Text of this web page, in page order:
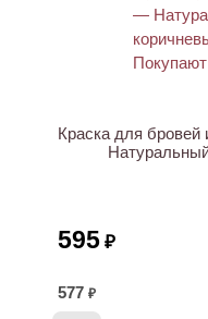
Краска для
595 ₽
577 ₽